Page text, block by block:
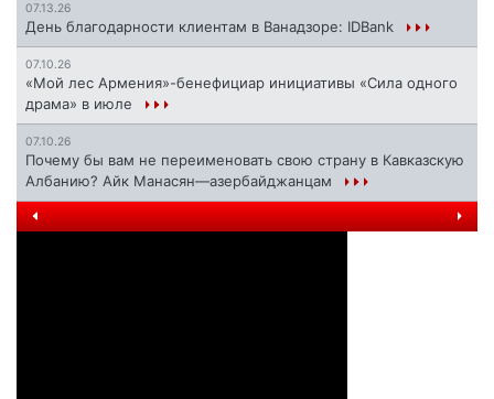
07.13.26
День благодарности клиентам в Ванадзоре: IDBank
07.10.26
«Мой лес Армения»-бенефициар инициативы «Сила одного
драма» в июле
07.10.26
Почему бы вам не переименовать свою страну в Кавказскую
Албанию? Айк Манасян—азербайджанцам